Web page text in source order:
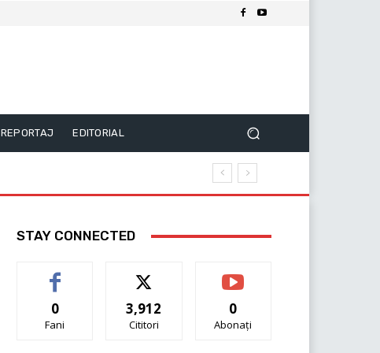
REPORTAJ EDITORIAL
STAY CONNECTED
0
Fani
3,912
Cititori
0
Abonați